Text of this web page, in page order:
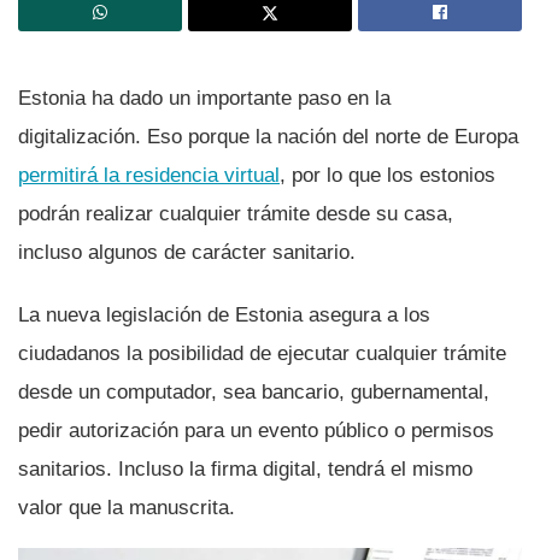
Estonia ha dado un importante paso en la
digitalización. Eso porque la nación del norte de Europa
permitirá la residencia virtual, por lo que los estonios
podrán realizar cualquier trámite desde su casa,
incluso algunos de carácter sanitario.
La nueva legislación de Estonia asegura a los
ciudadanos la posibilidad de ejecutar cualquier trámite
desde un computador, sea bancario, gubernamental,
pedir autorización para un evento público o permisos
sanitarios. Incluso la firma digital, tendrá el mismo
valor que la manuscrita.